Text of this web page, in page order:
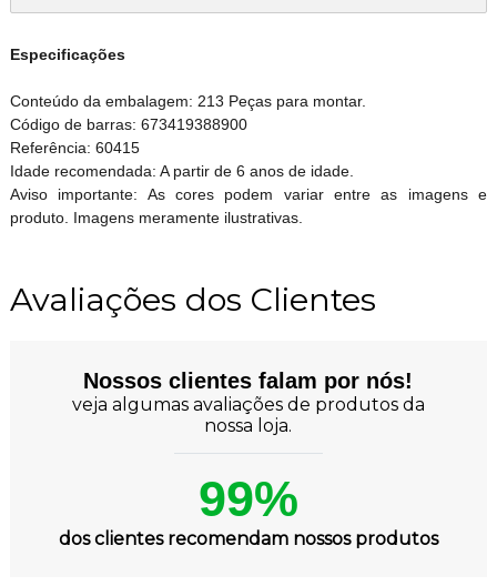
Especificações
Conteúdo da embalagem: 213 Peças para montar.
Código de barras: 673419388900
Referência: 60415
Idade recomendada: A partir de 6 anos de idade.
Aviso importante: As cores podem variar entre as imagens e
produto. Imagens meramente ilustrativas.
Avaliações dos Clientes
Nossos clientes falam por nós!
veja algumas avaliações de produtos da
nossa loja.
99%
dos clientes recomendam nossos produtos